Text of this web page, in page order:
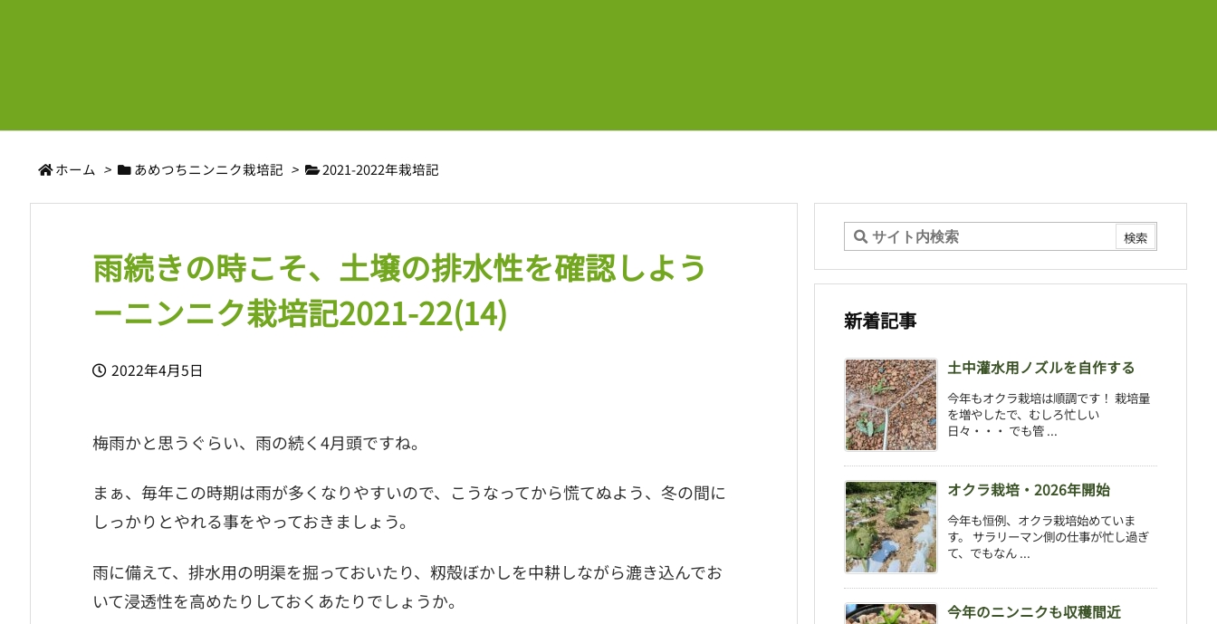
ホーム > あめつちニンニク栽培記 > 2021-2022年栽培記
雨続きの時こそ、土壌の排水性を確認しよう
ーニンニク栽培記2021-22(14)
2022年4月5日
梅雨かと思うぐらい、雨の続く4月頭ですね。
まぁ、毎年この時期は雨が多くなりやすいので、こうなってから慌てぬよう、冬の間に
しっかりとやれる事をやっておきましょう。
雨に備えて、排水用の明渠を掘っておいたり、籾殻ぼかしを中耕しながら漉き込んでお
いて浸透性を高めたりしておくあたりでしょうか。
新着記事
土中灌水用ノズルを自作する
今年もオクラ栽培は順調です！ 栽培量
を増やしたで、むしろ忙しい
日々・・・ でも管 ...
オクラ栽培・2026年開始
今年も恒例、オクラ栽培始めていま
す。 サラリーマン側の仕事が忙し過ぎ
て、でもなん ...
今年のニンニクも収穫間近